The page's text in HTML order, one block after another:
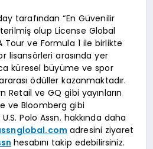
tarafından “En Güvenilir
olup License Global
Tour ve Formula 1 ile birlikte
lisansörleri arasında yer
küresel büyüme ve spor
ödüller kazanmaktadır.
Retail ve GQ gibi yayınların
ve Bloomberg gibi
Polo Assn. hakkında daha
adresini ziyaret
hesabını takip edebilirsiniz.